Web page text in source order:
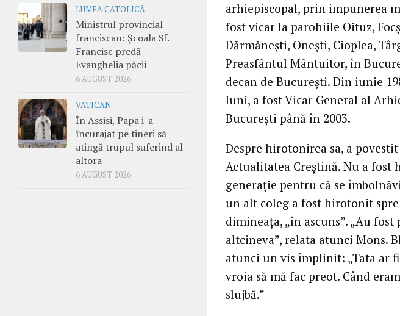
arhiepiscopal, prin impunerea
fost vicar la parohiile Oituz,
Dărmăneşti, Oneşti, Cioplea,
Preasfântul Mântuitor, în
decan de Bucureşti. Din iunie
luni, a fost Vicar General al
Bucureşti până în 2003.
Despre hirotonirea sa, a
Actualitatea Creştină. Nu a
generaţie pentru că se
un alt coleg a fost hirotonit
dimineaţa, „în ascuns”. „Au
altcineva”, relata atunci Mons.
atunci un vis împlinit: „Tata ar
vroia să mă fac preot. Când
slujbă.”
LUMEA CATOLICĂ
Ministrul provincial
franciscan: Școala Sf.
Francisc predă
Evanghelia păcii
6 AUGUST 2026
VATICAN
În Assisi, Papa i-a
încurajat pe tineri să
atingă trupul suferind al
altora
6 AUGUST 2026